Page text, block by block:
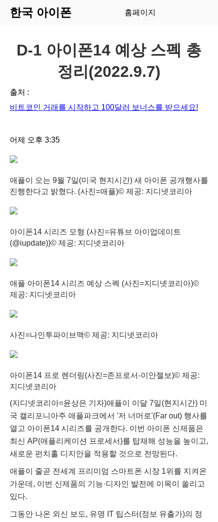
한국 아이폰 홈페이지
D-1 아이폰14 예상 스펙 총
정리(2022.9.7)
출처 :
비트코인 거래를 시작하고 100달러 보너스를 받으세요!
어제 오후 3:35
애플이 오는 9월 7일(미국 현지시간) 새 아이폰 공개행사를
진행한다고 밝혔다. (사진=애플)© 제공: 지디넷코리아
아이폰14 시리즈 모형 (사진=유튜브 아이업데이트
(@iupdate))© 제공: 지디넷코리아
애플 아이폰14 시리즈 예상 스펙 (사진=지디넷코리아)©
제공: 지디넷코리아
사진=나인투파이브맥© 제공: 지디넷코리아
아이폰14 프로 렌더링(사진=존프로서-이안젤보)© 제공:
지디넷코리아
(지디넷코리아=윤상은 기자)애플이 이달 7일(현지시간) 미
국 캘리포니아주 애플파크에서 '저 너머로'(Far out) 행사를
열고 아이폰14 시리즈를 공개한다. 이번 아이폰 신제품은
최신 AP(애플리케이션 프로세서)를 탑재해 성능을 높이고,
새로운 펀치홀 디지안을 적용할 것으로 전망된다.
애플이 줄곧 전세계 프리미엄 스마트폰 시장 1위를 지켜온
가운데, 이번 신제품의 기능·디자인 발전에 이목이 쏠리고
있다.
그동안 나온 외신 보도, 유명 IT 팁스터(정보 유출가)의 정